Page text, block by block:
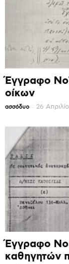
Έγγραφο
οίκων
ασσόδυο - 26
Έγγραφο
καθηγητών